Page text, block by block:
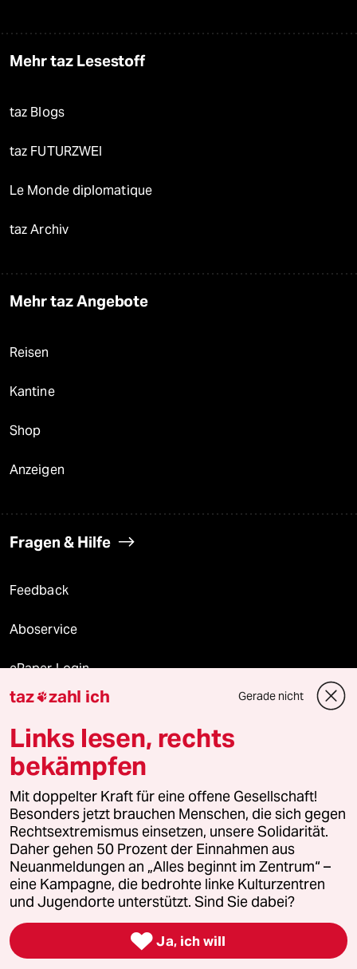
Mehr taz Lesestoff
taz Blogs
taz FUTURZWEI
Le Monde diplomatique
taz Archiv
Mehr taz Angebote
Reisen
Kantine
Shop
Anzeigen
Fragen & Hilfe
Feedback
Aboservice
ePaper Login
Downloads für Abonnierende
© 2026 taz Verlags und Vertriebs GmbH
Alle Rechte vorbehalten. Bei rechtlichen Fragen oder für Genehmigungen
wenden Sie sich bitte an
lizenzen@taz.de
Feedback Redaktionsstatut Kommune-Richtlinien
Leitlinie Informant Datenschutz Impressum AGB
Seitenwende Einwilligungen widerrufen (Ads)
taz zahl ich Gerade nicht
Links lesen, rechts
bekämpfen
Mit doppelter Kraft für eine offene Gesellschaft!
Besonders jetzt brauchen Menschen, die sich gegen
Rechtsextremismus einsetzen, unsere Solidarität.
Daher gehen 50 Prozent der Einnahmen aus
Neuanmeldungen an „Alles beginnt im Zentrum“ –
eine Kampagne, die bedrohte linke Kulturzentren
und Jugendorte unterstützt. Sind Sie dabei?
 Ja, ich will